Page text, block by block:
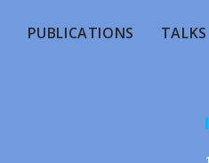
PUBLICATIONS TALKS